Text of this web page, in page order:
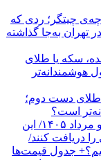
چیتگر؛ ردی که
به‌جا گذاشته
سکه یا طلای
دست دوم؛
است؟
ثبت‌نام ایران‌خودرو مرداد ۱۴۰۵/ این
تومانی را دریافت کنند/
جدول قیمت‌ها